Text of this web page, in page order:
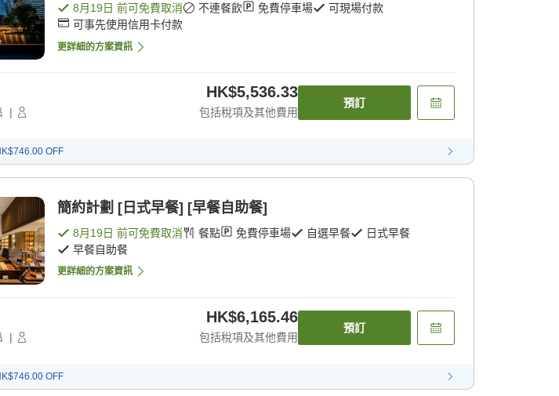
8月19日 前可免費取消 不連餐飲 免費停車場
可現場付款
可事先使用信用卡付款
更詳細的方案資訊
|
HK$5,536.33
包括稅項及其他費用
預訂
OFF
簡約計劃 [日式早餐] [早餐自助餐]
8月19日 前可免費取消 餐點 免費停車場 自選早餐
日式早餐
早餐自助餐
更詳細的方案資訊
|
HK$6,165.46
包括稅項及其他費用
預訂
OFF